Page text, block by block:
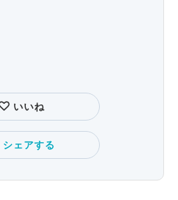
いいね
シェアする